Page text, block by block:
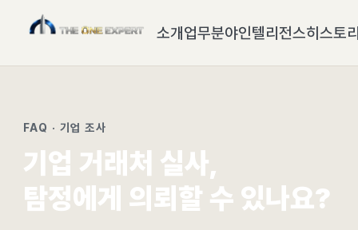
소개업무분야인텔리전스히스토
FAQ · 기업 조사
기업 거래처 실사,
탐정에게 의뢰할 수 있나요?